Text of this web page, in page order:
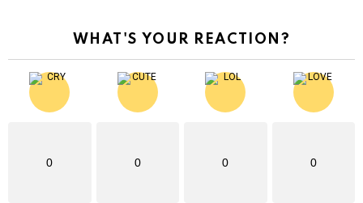
WHAT'S YOUR REACTION?
0 0 0 0